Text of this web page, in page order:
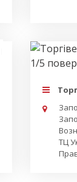
ТЦ